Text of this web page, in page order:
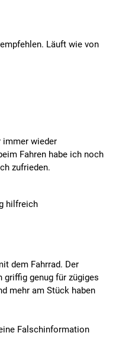
Läuft wie von
immer wieder
Fahren habe ich noch
zufrieden.
hilfreich
dem Fahrrad. Der
griffig genug für zügiges
mehr am Stück haben
Falschinformation